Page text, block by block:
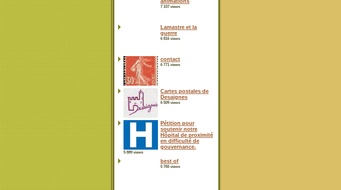
7 107 views
Lamastre et la
guerre
6 816 views
contact
6 771 views
Cartes postales de
Desaignes
6 509 views
Pétition pour
soutenir notre
Hôpital de proximité
en difficulté de
gouvernance.
5 889 views
best of
5 765 views